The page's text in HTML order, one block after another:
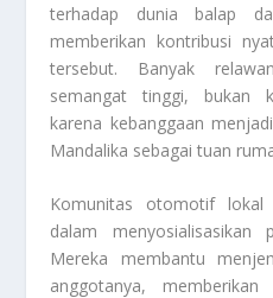
terhadap dunia balap
memberikan kontribusi
tersebut. Banyak
semangat tinggi, bukan
karena kebanggaan
Mandalika sebagai tuan
Komunitas otomotif
dalam menyosialisasikan
Mereka membantu
anggotanya,